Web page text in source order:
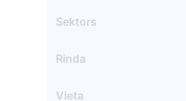
Sektors
Rinda
Vieta